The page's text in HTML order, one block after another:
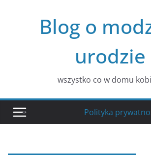
Blog o
urodzie
wszystko co w domu
Polityka